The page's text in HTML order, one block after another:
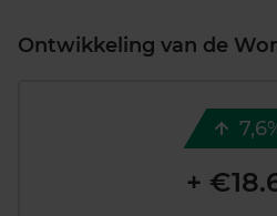
Ontwikkeling van de
+